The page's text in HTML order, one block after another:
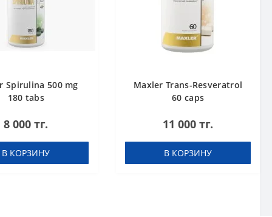
Spirulina 500 mg
180 tabs
8 000 тг.
В КОРЗИНУ
Maxler Trans-Resveratrol
60 caps
11 000 тг.
В КОРЗИНУ